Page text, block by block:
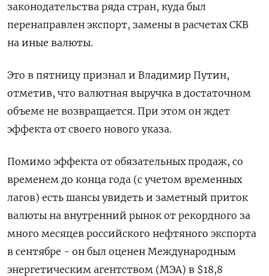
законодательства ряда стран, куда был
перенаправлен экспорт, замены в расчетах СКВ
на иные валюты.
Это в пятницу признал и Владимир Путин,
отметив, что валютная выручка в достаточном
объеме не возвращается. При этом он ждет
эффекта от своего нового указа.
Помимо эффекта от обязательных продаж, со
временем до конца года (с учетом временных
лагов) есть шансы увидеть и заметный приток
валюты на внутренний рынок от рекордного за
много месяцев российского нефтяного экспорта
в сентябре - он был оценен Международным
энергетическим агентством (МЭА) в $18,8